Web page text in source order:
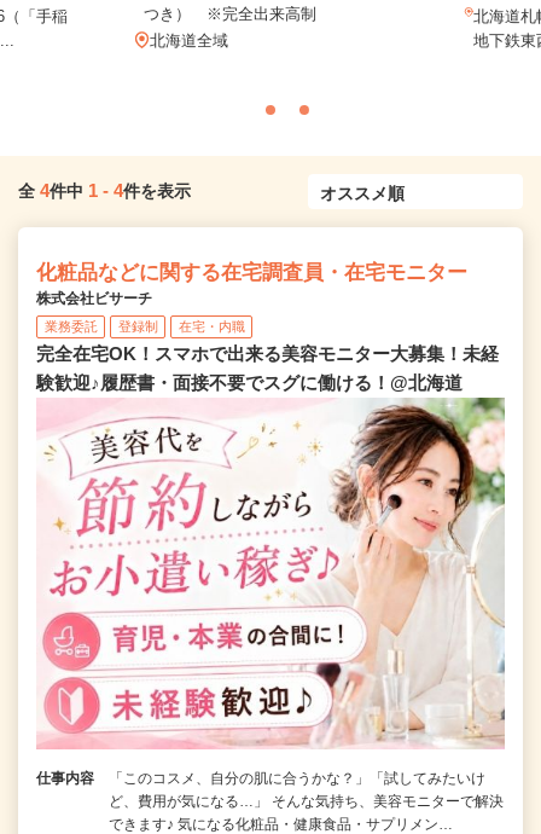
（「手稲
つき） ※完全出来高制
北海道全域
北海道札
地下鉄東
全 4件中 1 - 4件を表示
化粧品などに関する在宅調査員・在宅モニター
株式会社ビサーチ
業務委託 登録制 在宅・内職
完全在宅OK！スマホで出来る美容モニター大募集！未経
験歓迎♪履歴書・面接不要でスグに働ける！@北海道
仕事内容
「このコスメ、自分の肌に合うかな？」「試してみたいけ
ど、費用が気になる…」 そんな気持ち、美容モニターで解決
できます♪ 気になる化粧品・健康食品・サプリメン…